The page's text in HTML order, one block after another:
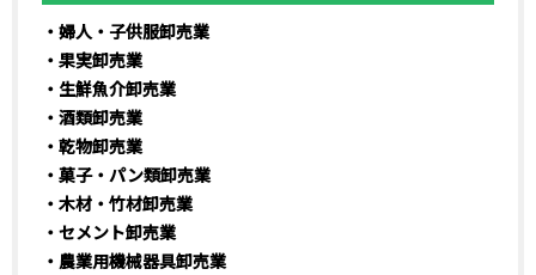
・婦人・子供服卸売業
・果実卸売業
・生鮮魚介卸売業
・酒類卸売業
・乾物卸売業
・菓子・パン類卸売業
・木材・竹材卸売業
・セメント卸売業
・農業用機械器具卸売業